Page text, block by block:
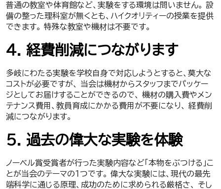
普通の教室や体育館など、実験をする環境は問いません。 設
備の整った理科室が無くとも、ハイクオリティーの授業を提供
できます。 特殊な教室や機材は不要です。
４. 経費削減につながります
多岐にわたる実験を学校自身で対応しようとすると、莫大な
コストが必要ですが、 当会は機材からスタッフまでパッケー
ジとしてお届けすることができるので、 機材の購入費やメン
テナンス費用、教員育成にかかる費用が不要になり、 経費削
減につながります。
５. 過去の偉大な実験を体験
ノーベル賞受賞者が行った実験内容など「本物をぶつける」こ
とが当会のテーマの１つです。 偉大な実験には、現代の最先
端科学に通じる原理、成功のために求められる厳格さ、 そし